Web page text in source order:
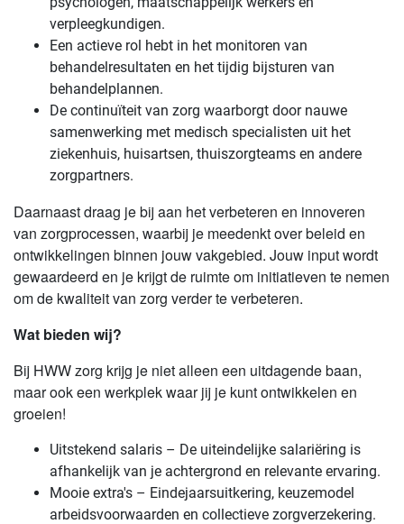
verpleegkundigen.
Een actieve rol hebt in het monitoren van
behandelresultaten en het tijdig bijsturen van
behandelplannen.
De continuïteit van zorg waarborgt door nauwe
samenwerking met medisch specialisten uit het
ziekenhuis, huisartsen, thuiszorgteams en andere
zorgpartners.
Daarnaast draag je bij aan het verbeteren en innoveren
van zorgprocessen, waarbij je meedenkt over beleid en
ontwikkelingen binnen jouw vakgebied. Jouw input wordt
gewaardeerd en je krijgt de ruimte om initiatieven te nemen
om de kwaliteit van zorg verder te verbeteren.
Wat bieden wij?
Bij HWW zorg krijg je niet alleen een uitdagende baan,
maar ook een werkplek waar jij je kunt ontwikkelen en
groeien!
Uitstekend salaris – De uiteindelijke salariëring is
afhankelijk van je achtergrond en relevante ervaring.
Mooie extra's – Eindejaarsuitkering, keuzemodel
arbeidsvoorwaarden en collectieve zorgverzekering.